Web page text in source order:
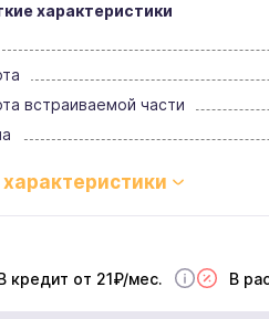
характеристики
встраиваемой части
кредит от 21₽/мес. В